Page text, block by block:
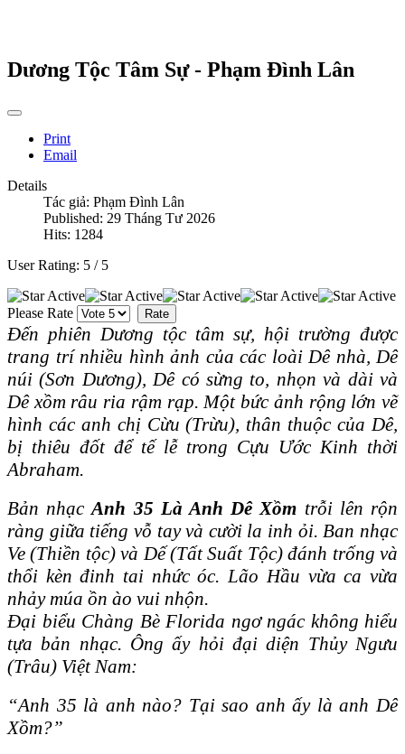
Dương Tộc Tâm Sự - Phạm Đình Lân
Print
Email
Details
Tác giả: Phạm Đình Lân
Published: 29 Tháng Tư 2026
Hits: 1284
User Rating: 5 / 5
Please Rate
Ɖến phiên Dương tộc tâm sự, hội trường được
trang trí nhiều hình ảnh của các loài Dê nhà, Dê
núi (Sơn Dương), Dê có sừng to, nhọn và dài và
Dê xồm râu ria rậm rạp. Một bức ảnh rộng lớn vẽ
hình các anh chị Cừu (Trừu), thân thuộc của Dê,
bị thiêu đốt để tế lễ trong Cựu Ước Kinh thời
Abraham.
Bản nhạcAnh 35 Là Anh Dê Xồm trỗi lên rộn
ràng giữa tiếng vỗ tay và cười la inh ỏi. Ban nhạc
Ve (Thiền tộc) và Dế (Tất Suất Tộc) đánh trống và
thổi kèn đinh tai nhức óc. Lão Hầu vừa ca vừa
nhảy múa ồn ào vui nhộn.
Ɖại biểu Chàng Bè Florida ngơ ngác không hiểu
tựa bản nhạc. Ông ấy hỏi đại diện Thủy Ngưu
(Trâu) Việt Nam:
“Anh 35 là anh nào? Tại sao anh ấy là anh Dê
Xồm?”